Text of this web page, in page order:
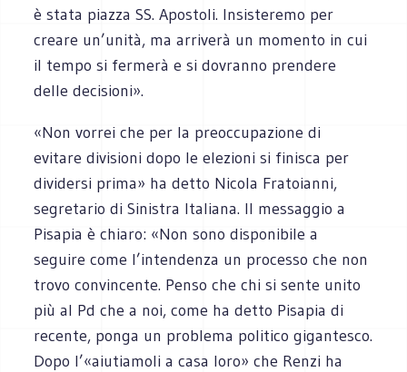
è stata piazza SS. Apostoli. Insisteremo per
creare un’unità, ma arriverà un momento in cui
il tempo si fermerà e si dovranno prendere
delle decisioni».
«Non vorrei che per la preoccupazione di
evitare divisioni dopo le elezioni si finisca per
dividersi prima» ha detto Nicola Fratoianni,
segretario di Sinistra Italiana. Il messaggio a
Pisapia è chiaro: «Non sono disponibile a
seguire come l’intendenza un processo che non
trovo convincente. Penso che chi si sente unito
più al Pd che a noi, come ha detto Pisapia di
recente, ponga un problema politico gigantesco.
Dopo l’«aiutiamoli a casa loro» che Renzi ha